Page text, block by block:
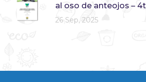
al oso de anteojos –
26 Sep, 2025